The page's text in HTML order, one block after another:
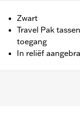
Zwart
Travel Pak
toegang
In reliëf